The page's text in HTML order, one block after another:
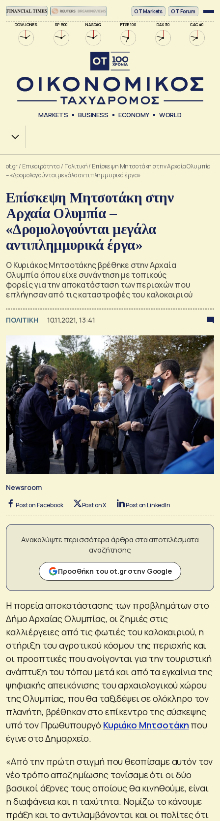
DOW JONES SP 500 NASDAQ FTSE 100 DAX 30 CAC 40
ΟΤ Markets OT Forum
MARKETS BUSINESS ECONOMY WORLD
Χ.Α.
ot.gr/ Επικαιρότητα / Πολιτική/ Επίσκεψη Μητσοτάκη στην Αρχαία Ολυμπία
– «Δρομολογούνται μεγάλα αντιπλημμυρικά έργα»
Επίσκεψη Μητσοτάκη στην
Αρχαία Ολυμπία –
«Δρομολογούνται μεγάλα
αντιπλημμυρικά έργα»
Ο Κυριάκος Μητσοτάκης βρέθηκε στην Αρχαία
Ολυμπία όπου είχε συνάντηση με τοπικούς
φορείς για την αποκατάσταση των περιοχών που
επλήγησαν από τις καταστροφές του καλοκαιριού
ΠΟΛΙΤΙΚΗ 10.11.2021, 13:41
Newsroom
Post on Facebook Post on X Post on LinkedIn
Ανακαλύψτε περισσότερα άρθρα στα αποτελέσματα
αναζήτησης
Προσθήκη του ot.gr στην Google
Η πορεία αποκατάστασης των προβλημάτων στο
Δήμο Αρχαίας Ολυμπίας, οι ζημιές στις
καλλιέργειες από τις φωτιές του καλοκαιριού, η
στήριξη του αγροτικού κόσμου της περιοχής και
οι προοπτικές που ανοίγονται για την τουριστική
ανάπτυξη του τόπου μετά και από τα εγκαίνια της
ψηφιακής απεικόνισης του αρχαιολογικού χώρου
της Ολυμπίας, που θα ταξιδέψει σε ολόκληρο τον
πλανήτη, βρέθηκαν στο επίκεντρο της σύσκεψης
υπό τον Πρωθυπουργό Κυριάκο Μητσοτάκη που
έγινε στο Δημαρχείο.
«Από την πρώτη στιγμή που θεσπίσαμε αυτόν τον
νέο τρόπο αποζημίωσης τονίσαμε ότι οι δύο
βασικοί άξονες τους οποίους θα κινηθούμε, είναι
η διαφάνεια και η ταχύτητα. Νομίζω το κάνουμε
πράξη και το αντιλαμβάνονται και οι πολίτες ότι